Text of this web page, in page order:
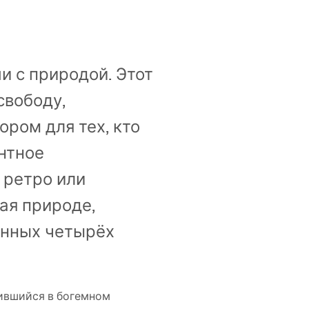
с природой. Этот
для тех, кто
или
природе,
четырёх
в богемном